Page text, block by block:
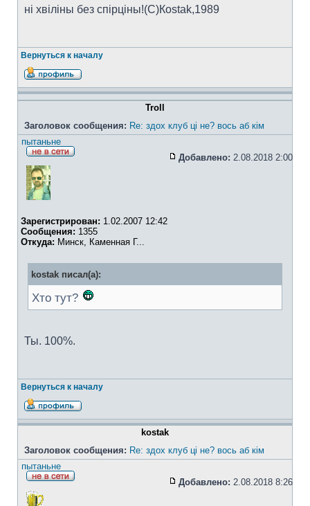
ні хвіліны без спірціны!(C)Коstak,1989
Вернуться к началу
Troll
Заголовок сообщения: Re: здох клуб ці не? вось аб кім
пытаньне
Добавлено: 2.08.2018 2:00
Зарегистрирован: 1.02.2007 12:42
Сообщения: 1355
Откуда: Минск, Каменная Г...
kostak писал(а):
Хто тут?
Ты. 100%.
Вернуться к началу
kostak
Заголовок сообщения: Re: здох клуб ці не? вось аб кім
пытаньне
Добавлено: 2.08.2018 8:26